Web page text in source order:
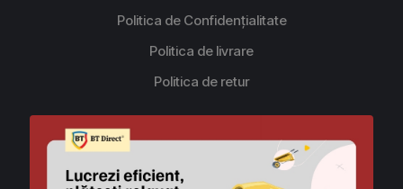
Politica de Confidențialitate
Politica de livrare
Politica de retur